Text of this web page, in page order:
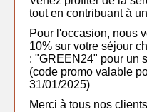
tout en contribuant à
Pour l'occasion, nous
10% sur votre séjour
: "GREEN24" pour un
(code promo valable
31/01/2025)
Merci à tous nos